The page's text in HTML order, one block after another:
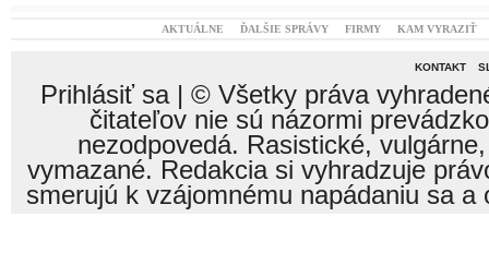
AKTUÁLNE ĎALŠIE SPRÁVY FIRMY KAM VYRAZIŤ
KONTAKT
Prihlásiť sa| © Všetky práva
čitateľov nie sú názormi
nezodpovedá. Rasistické,
vymazané. Redakcia si vyhradzuje
smerujú k vzájomnému napádaniu sa